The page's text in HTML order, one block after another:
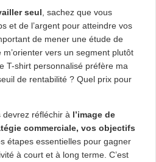
seul , sachez que vous
et de l’argent pour atteindre vos
de mener une étude de
vers un segment plutôt
T-shirt personnalisé préfère ma
de rentabilité ? Quel prix pour
réfléchir à l’image de
commerciale, vos objectifs
étapes essentielles pour gagner
à court et à long terme. C’est